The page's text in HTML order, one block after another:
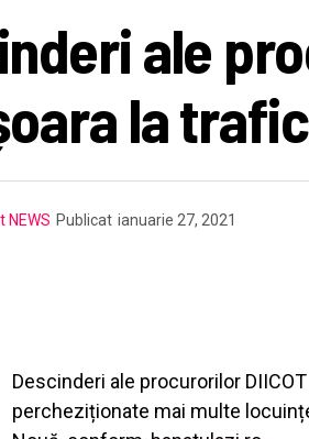
ale
la
NEWS Publicat ianuarie 27, 2021
Descinderi ale procurorilor
percheziționate mai multe